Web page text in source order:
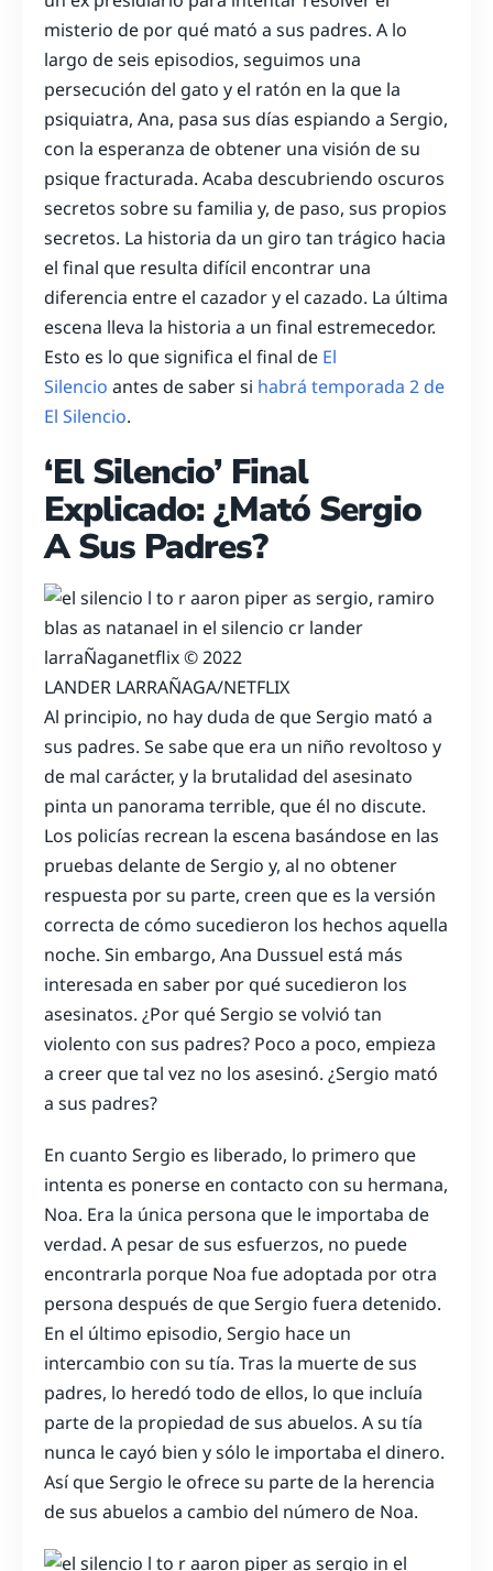
misterio de por qué mató a sus padres. A lo
largo de seis episodios, seguimos una
persecución del gato y el ratón en la que la
psiquiatra, Ana, pasa sus días espiando a Sergio,
con la esperanza de obtener una visión de su
psique fracturada. Acaba descubriendo oscuros
secretos sobre su familia y, de paso, sus propios
secretos. La historia da un giro tan trágico hacia
el final que resulta difícil encontrar una
diferencia entre el cazador y el cazado. La última
escena lleva la historia a un final estremecedor.
Esto es lo que significa el final de El
Silencio antes de saber si habrá temporada 2 de
El Silencio.
‘El Silencio’ Final
Explicado: ¿Mató Sergio
A Sus Padres?
LANDER LARRAÑAGA/NETFLIX
Al principio, no hay duda de que Sergio mató a
sus padres. Se sabe que era un niño revoltoso y
de mal carácter, y la brutalidad del asesinato
pinta un panorama terrible, que él no discute.
Los policías recrean la escena basándose en las
pruebas delante de Sergio y, al no obtener
respuesta por su parte, creen que es la versión
correcta de cómo sucedieron los hechos aquella
noche. Sin embargo, Ana Dussuel está más
interesada en saber por qué sucedieron los
asesinatos. ¿Por qué Sergio se volvió tan
violento con sus padres? Poco a poco, empieza
a creer que tal vez no los asesinó. ¿Sergio mató
a sus padres?
En cuanto Sergio es liberado, lo primero que
intenta es ponerse en contacto con su hermana,
Noa. Era la única persona que le importaba de
verdad. A pesar de sus esfuerzos, no puede
encontrarla porque Noa fue adoptada por otra
persona después de que Sergio fuera detenido.
En el último episodio, Sergio hace un
intercambio con su tía. Tras la muerte de sus
padres, lo heredó todo de ellos, lo que incluía
parte de la propiedad de sus abuelos. A su tía
nunca le cayó bien y sólo le importaba el dinero.
Así que Sergio le ofrece su parte de la herencia
de sus abuelos a cambio del número de Noa.